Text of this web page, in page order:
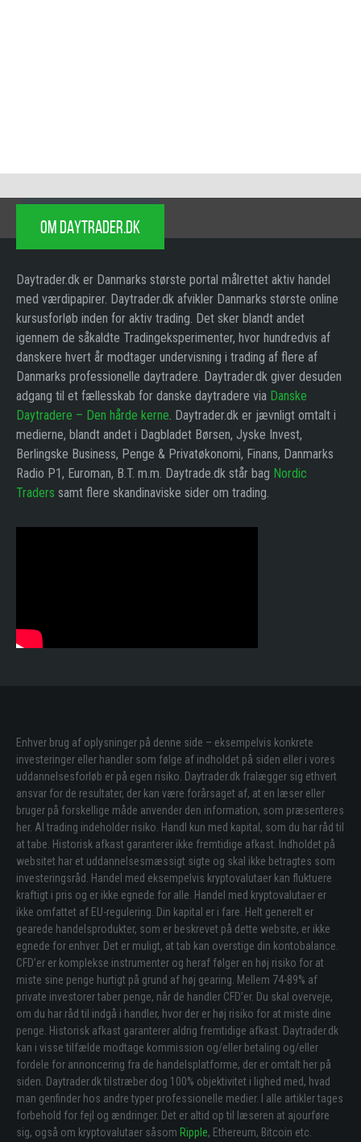
OM DAYTRADER.DK
Daytrader.dk er Danmarks største portal målrettet aktiv handel
med værdipapirer. Daytrader.dk afvikler Danmarks største online
kursusforløb inden for aktiv trading. Det sker blandt andet
igennem de såkaldte Tradingeksperimenter, hvor hundredvis af
danskere hvert år modtager undervisning i trading af flere af
Danmarks professionelle daytradere. Daytrader.dk giver desuden
adgang til et fællesskab for danske daytradere via Danske
Daytradere – Den hårde kerne. Daytrader.dk er jævnligt omtalt i
medierne, blandt andet i Dagbladet Børsen, Jyske Invest,
Berlingske Business, Penge & Privatøkonomi, Finans, Danmarks
Radio P1, Euroman, B.T. m.m. Daytrade.dk står bag Nordic
Traders samt flere skandinaviske sider om trading.
Enhver brug af oplysninger på denne side – eksempelvis konkrete
investeringer eller handler som følge af indholdet på siden eller i vores
uddannelsesforløb er på egen risiko. Daytrader.dk fralægger sig ethvert
ansvar for de resultater, der kan være forårsaget af, at en læser eller
bruger på forskellige måde anvender den information, som præsenteres
her. Al trading indeholder risiko. Handl kun med kapital, som du har råd til
at tabe. Historisk afkast garanterer ikke fremtidige afkast. Indholdet på
websitet har et uddannelsesmæssigt sigte og skal ikke betragtes som
investeringsråd. Handel med eksempelvis kryptovalutaer kan fluktuere
kraftigt i pris og er ikke egnede for alle. Handel med kryptovalutaer er
ikke omfattet af EU-regulering. Din kapital er i fare. Helt generelt er
gearede handelsprodukter, som er beskrevet på dette website, er ikke
egnede for enhver. Det er muligt, at tab kan overstige din kontobalance.
CFD’er er komplekse instrumenter og heraf følger en høj risiko for at
miste sine penge hurtigt på grund af høj gearing. Mellem 74-89% af
private investorer taber penge, når de handler CFD’er. Du skal overveje,
om du har råd til indgå i handler, hvor der er høj risiko for at miste dine
penge. Historisk afkast garanterer aldrig fremtidige afkast. Daytrader.dk
kan i visse tilfælde modtage kommission og/eller betaling og/eller
fordele for annoncering fra de handelsplatforme, der er omtalt her på
siden. Daytrader.dk tilstræber dog 100% objektivitet i lighed med, hvad
man genfinder hos andre typer professionelle medier. I alle artikler tages
forbehold for fejl og ændringer. Det er altid op til læseren at ajourføre
sig, også om kryptovalutaer såsom Ripple, Ethereum, Bitcoin etc.